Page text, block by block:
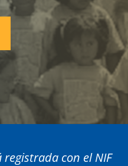
registrada con el NIF